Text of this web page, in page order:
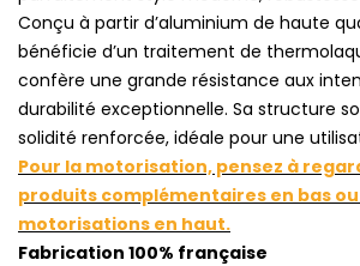
Conçu à partir d’aluminium de haute
bénéficie d’un traitement de
confère une grande résistance aux
durabilité exceptionnelle. Sa structure
solidité renforcée, idéale pour une
Pour la motorisation, pensez à
produits complémentaires en bas
motorisations en haut.
Fabrication 100% française